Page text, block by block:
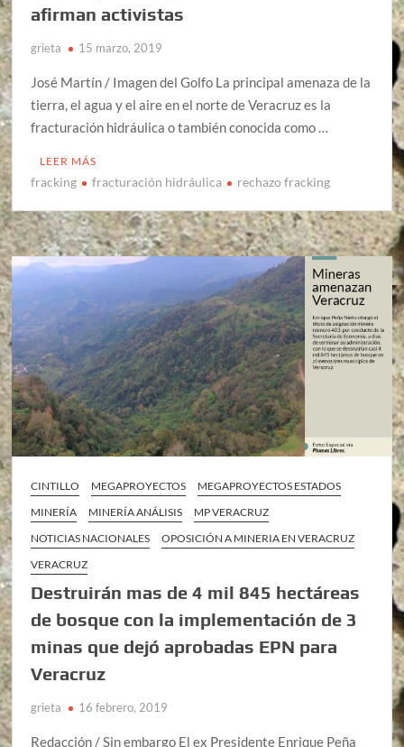
afirman activistas
grieta 15 marzo, 2019
José Martín / Imagen del Golfo La principal amenaza de la
tierra, el agua y el aire en el norte de Veracruz es la
fracturación hidráulica o también conocida como …
LEER MÁS
fracking fracturación hidráulica rechazo fracking
CINTILLO MEGAPROYECTOS
MEGAPROYECTOS ESTADOS
MINERÍA
MINERÍA ANÁLISIS
MP VERACRUZ
NOTICIAS NACIONALES
OPOSICIÓN A MINERIA EN VERACRUZ
VERACRUZ
Destruirán mas de 4 mil 845 hectáreas
de bosque con la implementación de 3
minas que dejó aprobadas EPN para
Veracruz
grieta 16 febrero, 2019
Redacción / Sin embargo El ex Presidente Enrique Peña